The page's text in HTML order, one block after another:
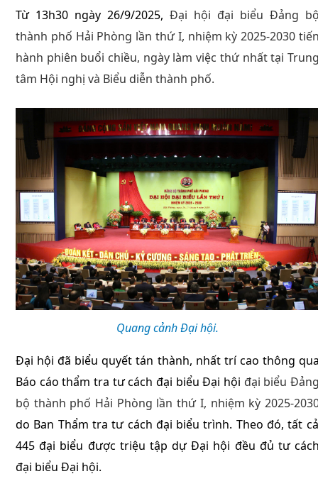
Từ 13h30 ngày 26/9/2025, Đại hội đại biểu Đảng
thành phố Hải Phòng lần thứ I, nhiệm kỳ 2025-2030
hành phiên buổi chiều, ngày làm việc thứ nhất tại
tâm Hội nghị và Biểu diễn thành phố.
Quang cảnh Đại hội.
Đại hội đã biểu quyết tán thành, nhất trí cao thông
Báo cáo thẩm tra tư cách đại biểu Đại hội đại biểu
bộ thành phố Hải Phòng lần thứ I, nhiệm kỳ 2025-
do Ban Thẩm tra tư cách đại biểu trình. Theo đó, tất cả
445 đại biểu được triệu tập dự Đại hội đều đủ tư
đại biểu Đại hội.